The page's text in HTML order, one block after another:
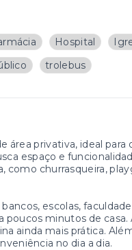
Hospital
trolebus
privativa, ideal para
espaço e
churrasqueira,
escolas,
poucos minutos de
ainda mais prática.
no dia a dia.